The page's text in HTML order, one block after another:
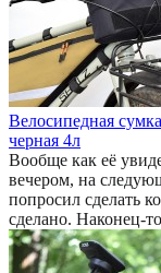
Велосипедная
черная 4л
Вообще как её
вечером, на
попросил сделать
сделано. Наконец-